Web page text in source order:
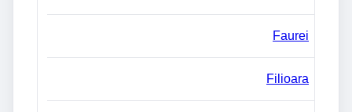
Faurei
Filioara